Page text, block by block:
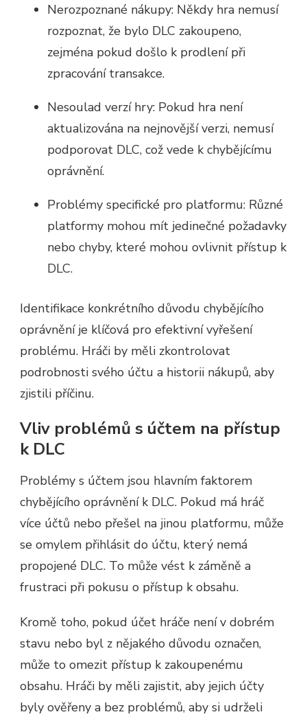
Nerozpoznané nákupy: Někdy hra nemusí
rozpoznat, že bylo DLC zakoupeno,
zejména pokud došlo k prodlení při
zpracování transakce.
Nesoulad verzí hry: Pokud hra není
aktualizována na nejnovější verzi, nemusí
podporovat DLC, což vede k chybějícímu
oprávnění.
Problémy specifické pro platformu: Různé
platformy mohou mít jedinečné požadavky
nebo chyby, které mohou ovlivnit přístup k
DLC.
Identifikace konkrétního důvodu chybějícího
oprávnění je klíčová pro efektivní vyřešení
problému. Hráči by měli zkontrolovat
podrobnosti svého účtu a historii nákupů, aby
zjistili příčinu.
Vliv problémů s účtem na přístup
k DLC
Problémy s účtem jsou hlavním faktorem
chybějícího oprávnění k DLC. Pokud má hráč
více účtů nebo přešel na jinou platformu, může
se omylem přihlásit do účtu, který nemá
propojené DLC. To může vést k záměně a
frustraci při pokusu o přístup k obsahu.
Kromě toho, pokud účet hráče není v dobrém
stavu nebo byl z nějakého důvodu označen,
může to omezit přístup k zakoupenému
obsahu. Hráči by měli zajistit, aby jejich účty
byly ověřeny a bez problémů, aby si udrželi